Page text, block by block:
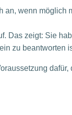
wenn möglich
Das zeigt: Sie
zu beantworten